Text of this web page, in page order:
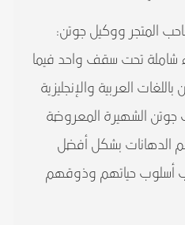
المتجر ووكيل جوتن:
شاملة تحت سقف واحد فيما
العربية والإنجليزية
جوتن الشهيرة المعروضة
الدهانات بشكل أفضل
أسلوب حياتهم وذوقهم